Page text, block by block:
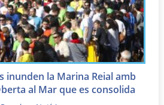
inunden la Marina Reial amb
al Mar que es consolida